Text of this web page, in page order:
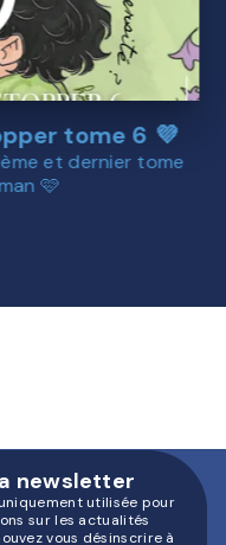
tome 6 💜
et dernier tome
🩷
newsletter
utilisée pour
sur les actualités
vous désinscrire à